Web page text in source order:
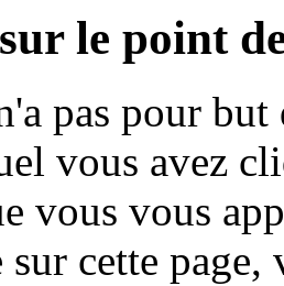
le point
pas pour
vous avez
vous vous
sur cette